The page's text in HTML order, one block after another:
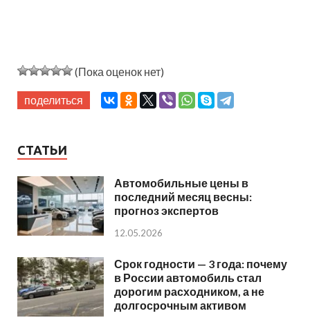
(Пока оценок нет)
поделиться
СТАТЬИ
Автомобильные цены в
последний месяц весны:
прогноз экспертов
12.05.2026
Срок годности — 3 года: почему
в России автомобиль стал
дорогим расходником, а не
долгосрочным активом